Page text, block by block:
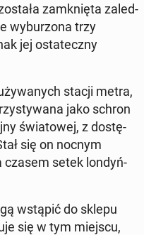
za­mknię­ta za­le­d­
wy­bu­rzo­na trzy
jej osta­tecz­ny
stacji metra,
jako schron
świa­to­wej, z do­stę­
się on nocnym
czasem setek lon­dyń­
wstąpić do sklepu
się w tym miejscu,